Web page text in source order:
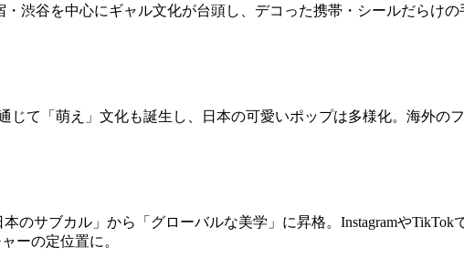
渋谷を中心にギャル文化が台頭し、デコった携帯・シールだらけ
じて「萌え」文化も誕生し、日本の可愛いポップは多様化。海外の
のサブカル」から「グローバルな美学」に昇格。Instagramや
ーの定位置に。